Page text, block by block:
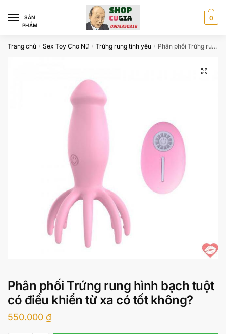
navigation
content
SÀN
PHẨM
0
Trang chủ / Sex Toy Cho Nữ / Trứng rung tình yêu / Phân phối Trứng rung hình bạch tuột có điều khiển từ xa có tốt không?
Phân phối Trứng rung hình bạch tuột
có điều khiển từ xa có tốt không?
550.000 ₫